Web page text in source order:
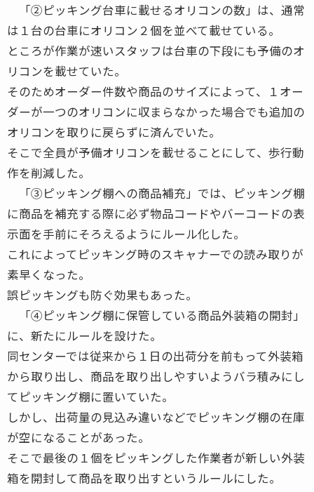
「②ピッキング台車に載せるオリコンの数」は、通常
は１台の台車にオリコン２個を並べて載せている。
ところが作業が速いスタッフは台車の下段にも予備のオ
リコンを載せていた。
そのためオーダー件数や商品のサイズによって、１オー
ダーが一つのオリコンに収まらなかった場合でも追加の
オリコンを取りに戻らずに済んでいた。
そこで全員が予備オリコンを載せることにして、歩行動
作を削減した。
「③ピッキング棚への商品補充」では、ピッキング棚
に商品を補充する際に必ず物品コードやバーコードの表
示面を手前にそろえるようにルール化した。
これによってピッキング時のスキャナーでの読み取りが
素早くなった。
誤ピッキングも防ぐ効果もあった。
「④ピッキング棚に保管している商品外装箱の開封」
に、新たにルールを設けた。
同センターでは従来から１日の出荷分を前もって外装箱
から取り出し、商品を取り出しやすいようバラ積みにし
てピッキング棚に置いていた。
しかし、出荷量の見込み違いなどでピッキング棚の在庫
が空になることがあった。
そこで最後の１個をピッキングした作業者が新しい外装
箱を開封して商品を取り出すというルールにした。